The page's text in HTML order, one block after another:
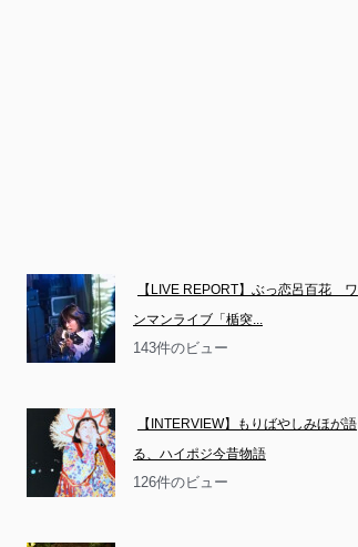
【LIVE REPORT】ぶっ恋呂百花　ワ
ンマンライブ「楯突...
143件のビュー
【INTERVIEW】もりばやしみほが語
る、ハイポジ今昔物語
126件のビュー